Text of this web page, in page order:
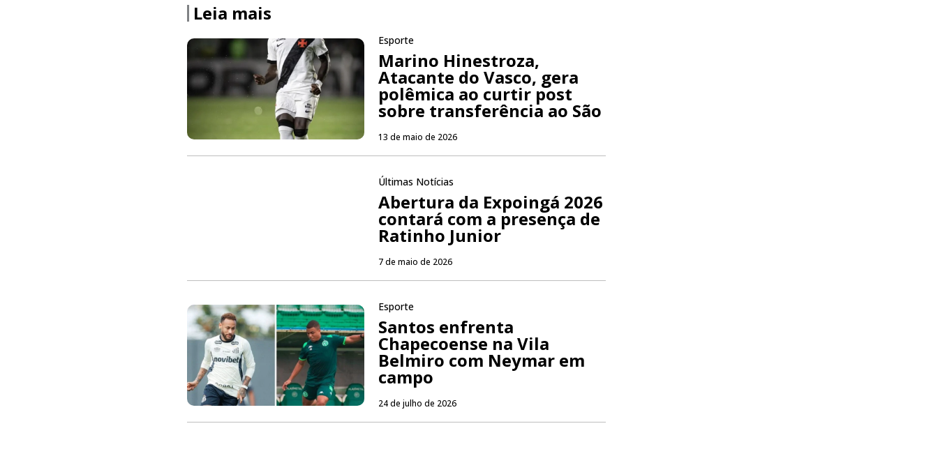
Leia mais
Esporte
Marino Hinestroza,
Atacante do Vasco, gera
polêmica ao curtir post
sobre transferência ao São
13 de maio de 2026
Últimas Notícias
Abertura da Expoingá 2026
contará com a presença de
Ratinho Junior
7 de maio de 2026
Esporte
Santos enfrenta
Chapecoense na Vila
Belmiro com Neymar em
campo
24 de julho de 2026